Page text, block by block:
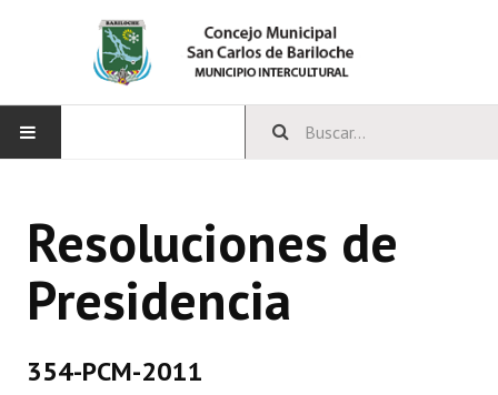
CONCEJO
Bloques Políticos
Comisiones Permanentes
Resoluciones de
Presidencia
354-PCM-2011